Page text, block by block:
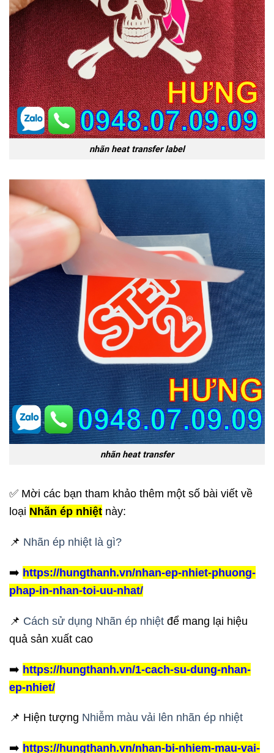
nhãn heat transfer label
nhãn heat transfer
✅ Mời các bạn tham khảo thêm một số bài viết về
loại Nhãn ép nhiệt này:
📌 Nhãn ép nhiệt là gì?
➡️ https://hungthanh.vn/nhan-ep-nhiet-phuong-
phap-in-nhan-toi-uu-nhat/
📌 Cách sử dụng Nhãn ép nhiệt để mang lại hiệu
quả sản xuất cao
➡️ https://hungthanh.vn/1-cach-su-dung-nhan-
ep-nhiet/
📌 Hiện tượng Nhiễm màu vải lên nhãn ép nhiệt
➡️ https://hungthanh.vn/nhan-bi-nhiem-mau-vai-